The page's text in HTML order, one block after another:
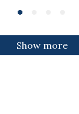
Show more